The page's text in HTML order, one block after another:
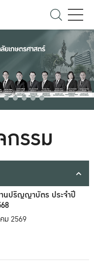
กรรม
นปริญญาบัตร ประจำปี
ม 2569